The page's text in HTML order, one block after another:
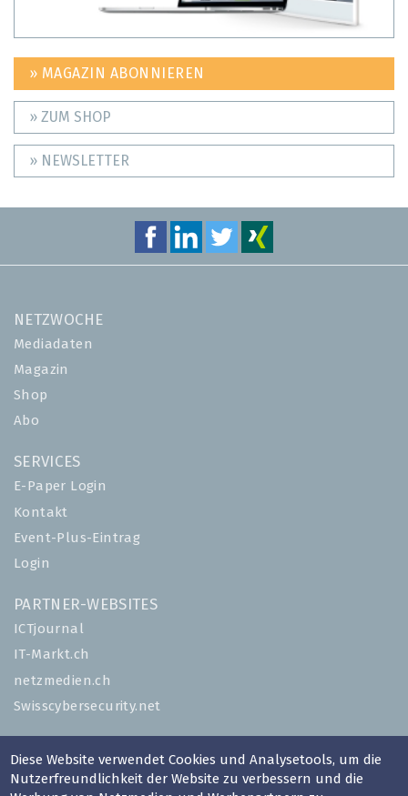
» MAGAZIN ABONNIEREN
» ZUM SHOP
» NEWSLETTER
NETZWOCHE
Mediadaten
Magazin
Shop
Abo
SERVICES
E-Paper Login
Kontakt
Event-Plus-Eintrag
Login
PARTNER-WEBSITES
ICTjournal
IT-Markt.ch
netzmedien.ch
Swisscybersecurity.net
Impressum
Diese Website verwendet Cookies und Analysetools, um die
Nutzerfreundlichkeit der Website zu verbessern und die